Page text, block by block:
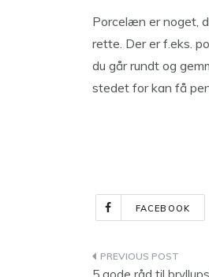
Porcelæn er noget,
rette. Der er f.eks.
du går rundt og
stedet for kan få
FACEBOOK